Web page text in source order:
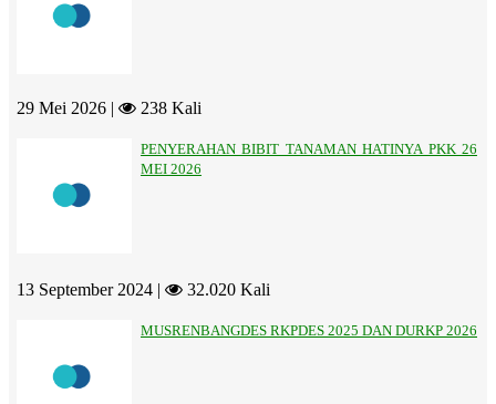
29 Mei 2026 | 238 Kali
PENYERAHAN BIBIT TANAMAN HATINYA PKK 26
MEI 2026
13 September 2024 | 32.020 Kali
MUSRENBANGDES RKPDES 2025 DAN DURKP 2026